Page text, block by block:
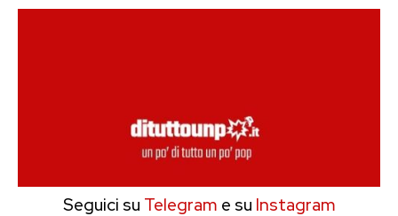
Seguici su Telegram e su Instagram